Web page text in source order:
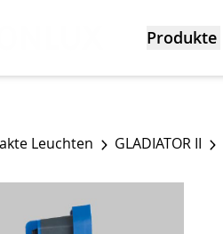
Produkte
Leuchten GLADIATOR II